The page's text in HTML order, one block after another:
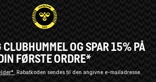
OG SPAR 15% PÅ
FØRSTE ORDRE*
Rabatkoden sendes til den angivne e-mailadresse.